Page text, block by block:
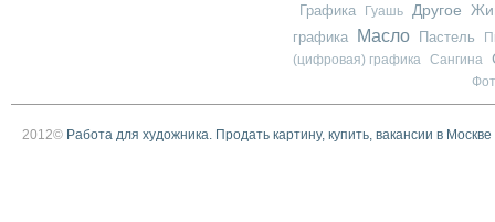
Графика Гуашь Другое
графика
Масло Пастель
(цифровая) графика
Сангина
2012© Работа для художника. Продать картину, купить, вакансии в Москве